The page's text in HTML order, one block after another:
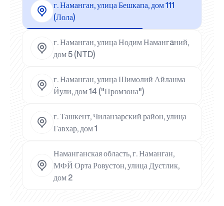
г. Наманган, улица Бешкапа, дом 111
(Лола)
г. Наманган, улица Нодим Намангaний,
дом 5 (NTD)
г. Наманган, улица Шимолий Айланма
Йули, дом 14 ("Промзона")
г. Ташкент, Чиланзарский район, улица
Гавхар, дом 1
Наманганская область, г. Наманган,
МФЙ Орта Ровустон, улица Дустлик,
дом 2